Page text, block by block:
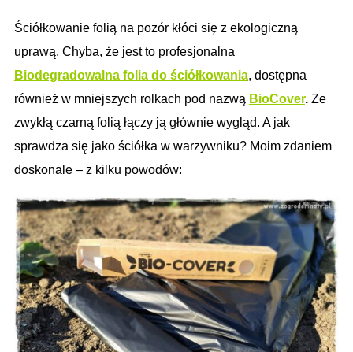
Ściółkowanie folią na pozór kłóci się z ekologiczną
uprawą. Chyba, że jest to profesjonalna
Biodegradowalna folia do ściółkowania, dostępna
również w mniejszych rolkach pod nazwą BioCover.Ze
zwykłą czarną folią łączy ją głównie wygląd. A jak
sprawdza się jako ściółka w warzywniku? Moim zdaniem
doskonale – z kilku powodów: